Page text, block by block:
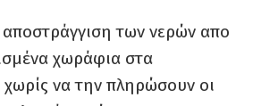
αποστράγγιση των νερών απο
χωράφια στα
να την πληρώσουν οι